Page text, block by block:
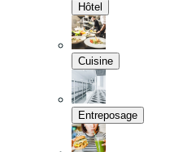
Hôtel
Cuisine
Entreposage